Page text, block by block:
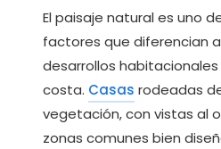
El paisaje natural es uno
factores que diferencian
desarrollos habitacionales
costa. Casas rodeadas
vegetación, con vistas al
zonas comunes bien